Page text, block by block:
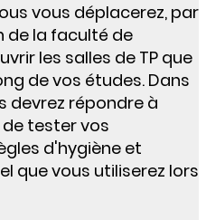
vous déplacerez, par
de la faculté de
les salles de TP que
de vos études. Dans
devrez répondre à
tester vos
d'hygiène et
que vous utiliserez lors